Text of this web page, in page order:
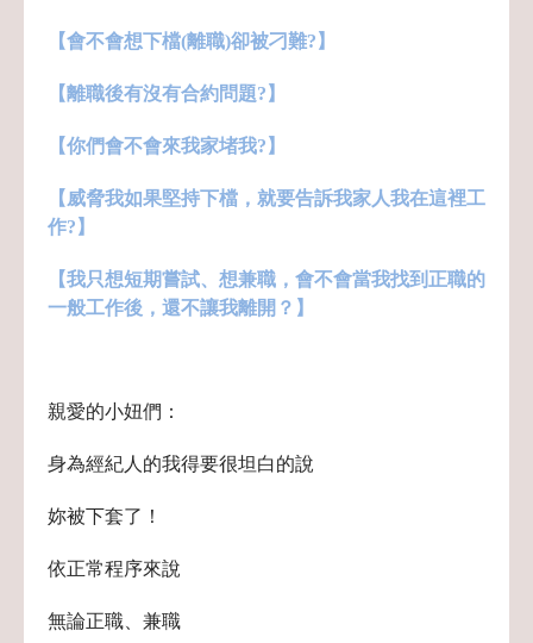
【會不會想下檔(離職)卻被刁難?】
【離職後有沒有合約問題?】
【你們會不會來我家堵我?】
【威脅我如果堅持下檔，就要告訴我家人我在這裡工
作?】
【我只想短期嘗試、想兼職，會不會當我找到正職的
一般工作後，還不讓我離開？】
親愛的小妞們：
身為經紀人的我得要很坦白的說
妳被下套了！
依正常程序來說
無論正職、兼職